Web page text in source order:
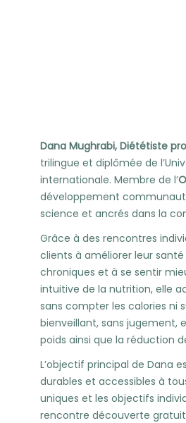
Dana Mughrabi, Diététiste
trilingue et diplômée de
internationale. Membre de l’
développement
science et ancrés dans la
Grâce à des rencontres
clients à améliorer leur
chroniques et à se sentir
intuitive de la nutrition, elle
sans compter les calories ni
bienveillant, sans jugement,
poids ainsi que la réduction
L’objectif principal de Dana
durables et accessibles à
uniques et les objectifs
rencontre découverte